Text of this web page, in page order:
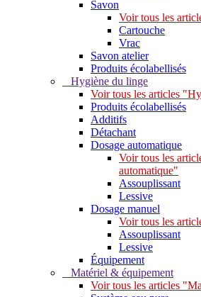
Savon
Voir tous les
Cartouche
Vrac
Savon atelier
Produits écolabellisés
Hygiène du linge
Voir tous les articles
Produits écolabellisés
Additifs
Détachant
Dosage automatique
Voir tous les
automatique"
Assouplissant
Lessive
Dosage manuel
Voir tous les
Assouplissant
Lessive
Équipement
Matériel & équipement
Voir tous les articles